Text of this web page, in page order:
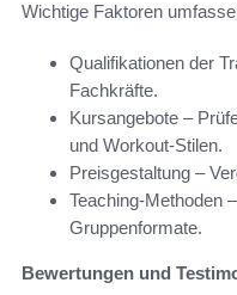
Wichtige Faktoren
Qualifikationen der
Fachkräfte.
Kursangebote –
und Workout-Stilen.
Preisgestaltung –
Teaching-Methoden
Gruppenformate.
Bewertungen und